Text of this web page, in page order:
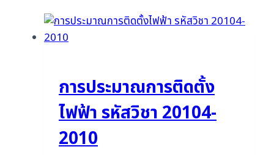
การประมาณการติดตั้ง
ไฟฟ้า รหัสวิชา 20104-
2010